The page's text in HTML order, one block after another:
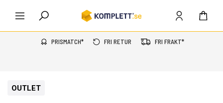
PRISMATCH* FRI RETUR FRI FRAKT*
OUTLET